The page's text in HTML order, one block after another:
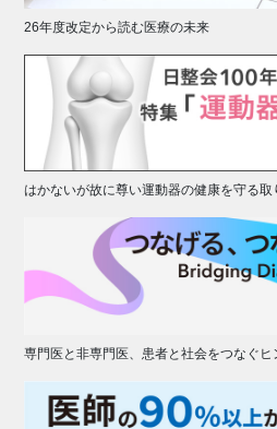
26年度改定から読む医療の未来
はかないが故に尊い運動器の健康を守る取
専門医と非専門医、患者と社会をつなぐヒ